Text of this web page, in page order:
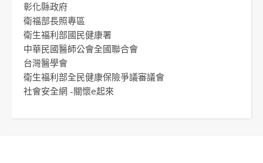
彰化縣政府
衛福部長照專區
衛生福利部國民健康署
中華民國醫師公會全國聯合會
台灣醫學會
衛生福利部全民健康保險爭議審議會
社會安全網 -關懷e起來